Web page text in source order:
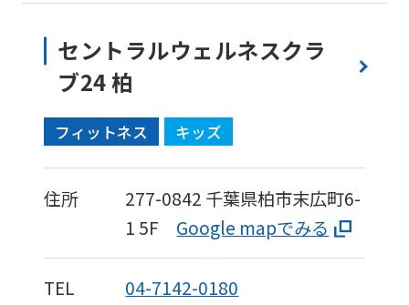
セントラルウェルネスクラ
ブ24 柏
フィットネス キッズ
住所 277-0842 千葉県柏市末広町6-
1 5F Google mapでみる
TEL 04-7142-0180